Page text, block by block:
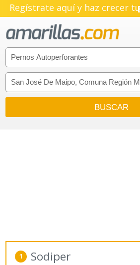
Regístrate aquí y haz crecer tu
1 Sodiper